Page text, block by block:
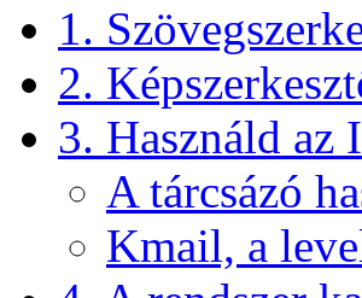
1.
2.
3. Használd az
A tárcsázó
Kmail, a